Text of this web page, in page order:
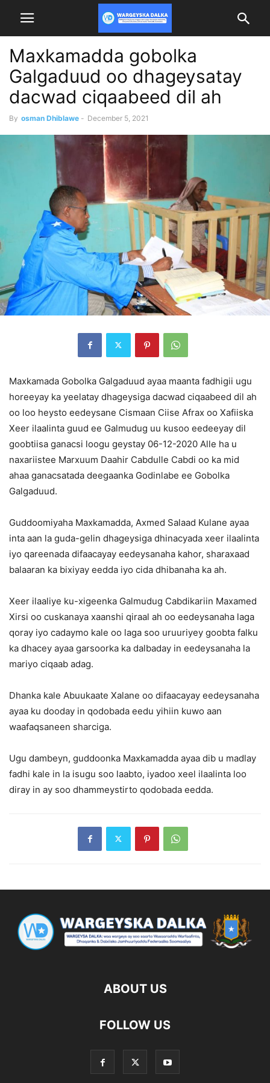
Maxkamadda gobolka
Galgaduud oo dhageysatay
dacwad ciqaabeed dil ah
By osman Dhiblawe - December 5, 2021
Maxkamada Gobolka Galgaduud ayaa maanta fadhigii ugu
horeeyay ka yeelatay dhageysiga dacwad ciqaabeed dil ah
oo loo heysto eedeysane Cismaan Ciise Afrax oo Xafiiska
Xeer ilaalinta guud ee Galmudug uu kusoo eedeeyay dil
goobtiisa ganacsi loogu geystay 06-12-2020 Alle ha u
naxariistee Marxuum Daahir Cabdulle Cabdi oo ka mid
ahaa ganacsatada deegaanka Godinlabe ee Gobolka
Galgaduud.
Guddoomiyaha Maxkamadda, Axmed Salaad Kulane ayaa
inta aan la guda-gelin dhageysiga dhinacyada xeer ilaalinta
iyo qareenada difaacayay eedeysanaha kahor, sharaxaad
balaaran ka bixiyay eedda iyo cida dhibanaha ka ah.
Xeer ilaaliye ku-xigeenka Galmudug Cabdikariin Maxamed
Xirsi oo cuskanaya xaanshi qiraal ah oo eedeysanaha laga
qoray iyo cadaymo kale oo laga soo uruuriyey goobta falku
ka dhacey ayaa garsoorka ka dalbaday in eedeysanaha la
mariyo ciqaab adag.
Dhanka kale Abuukaate Xalane oo difaacayay eedeysanaha
ayaa ku dooday in qodobada eedu yihiin kuwo aan
waafaqsaneen sharciga.
Ugu dambeyn, guddoonka Maxkamadda ayaa dib u madlay
fadhi kale in la isugu soo laabto, iyadoo xeel ilaalinta loo
diray in ay soo dhammeystirto qodobada eedda.
ABOUT US
FOLLOW US